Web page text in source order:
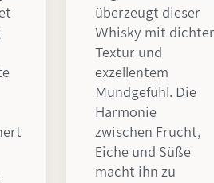
überzeugt dieser
Whisky mit dichter
Textur und
exzellentem
Mundgefühl. Die
Harmonie
zwischen Frucht,
Eiche und Süße
macht ihn zu